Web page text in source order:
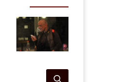
ΑΝΑΖΉΤΗΣΗ